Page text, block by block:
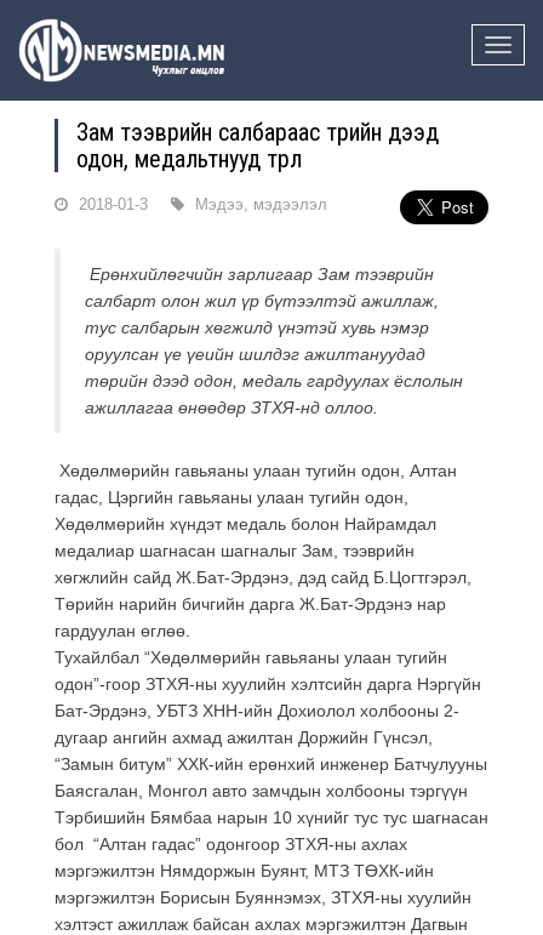
Toggle
Зам тээврийн салбараас төрийн дээд
одон, медальтнууд төрлөө
2018-01-3 Мэдээ, мэдээлэл
Ерөнхийлөгчийн зарлигаар Зам тээврийн
салбарт олон жил үр бүтээлтэй ажиллаж,
тус салбарын хөгжилд үнэтэй хувь нэмэр
оруулсан үе үеийн шилдэг ажилтануудад
төрийн дээд одон, медаль гардуулах ёслолын
ажиллагаа өнөөдөр ЗТХЯ-нд оллоо.
Хөдөлмөрийн гавьяаны улаан тугийн одон, Алтан
гадас, Цэргийн гавьяаны улаан тугийн одон,
Хөдөлмөрийн хүндэт медаль болон Найрамдал
медалиар шагнасан шагналыг Зам, тээврийн
хөгжлийн сайд Ж.Бат-Эрдэнэ, дэд сайд Б.Цогтгэрэл,
Төрийн нарийн бичгийн дарга Ж.Бат-Эрдэнэ нар
гардуулан өглөө.
Тухайлбал “Хөдөлмөрийн гавьяаны улаан тугийн
одон”-гоор ЗТХЯ-ны хуулийн хэлтсийн дарга Нэргүйн
Бат-Эрдэнэ, УБТЗ ХНН-ийн Дохиолол холбооны 2-
дугаар ангийн ахмад ажилтан Доржийн Гүнсэл,
“Замын битум” ХХК-ийн ерөнхий инженер Батчулууны
Баясгалан, Монгол авто замчдын холбооны тэргүүн
Тэрбишийн Бямбаа нарын 10 хүнийг тус тус шагнасан
бол “Алтан гадас” одонгоор ЗТХЯ-ны ахлах
мэргэжилтэн Нямдоржын Буянт, МТЗ ТӨХК-ийн
мэргэжилтэн Борисын Буяннэмэх, ЗТХЯ-ны хуулийн
хэлтэст ажиллаж байсан ахлах мэргэжилтэн Дагвын